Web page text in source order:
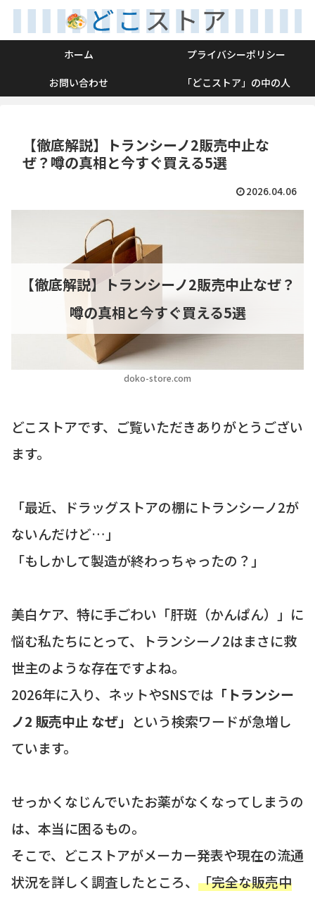
ホーム
プライバシーポリシー
お問い合わせ
「どこストア」の中の人
【徹底解説】トランシーノ2販売中止な
ぜ？噂の真相と今すぐ買える5選
2026.04.06
doko-store.com
【徹底解説】トランシーノ2販売中止なぜ？
噂の真相と今すぐ買える5選
どこストアです、ご覧いただきありがとうござい
ます。
「最近、ドラッグストアの棚にトランシーノ2が
ないんだけど…」
「もしかして製造が終わっちゃったの？」
美白ケア、特に手ごわい「肝斑（かんぱん）」に
悩む私たちにとって、トランシーノ2はまさに救
世主のような存在ですよね。
2026年に入り、ネットやSNSでは 「トランシー
ノ2 販売中止 なぜ」 という検索ワードが急増し
ています。
せっかくなじんでいたお薬がなくなってしまうの
は、本当に困るもの。
そこで、どこストアがメーカー発表や現在の流通
状況を詳しく調査したところ、 「完全な販売中